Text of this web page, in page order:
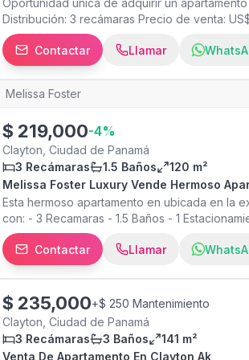
Oportunidad única de adquirir un
Distribución: 3 recámaras Precio de venta:
impuestos vigente por 6 años más Más
Contactar
Llamar
Melissa Foster
$ 219,000-4%
Clayton, Ciudad de Panamá
3 Recámaras
1.5 Baños
120 m²
Melissa Foster Luxury Vende Hermoso
Esta hermoso apartamento en ubicada en la
con: - 3 Recamaras - 1.5 Baños - 1
Contactar Llamar
$ 235,000+$ 250 Mantenimiento
Clayton, Ciudad de Panamá
3 Recámaras
3 Baños
141 m²
Venta De Apartamento En Clayton Ak